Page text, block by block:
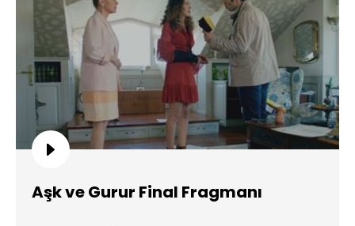
Aşk ve Gurur Final Fragmanı